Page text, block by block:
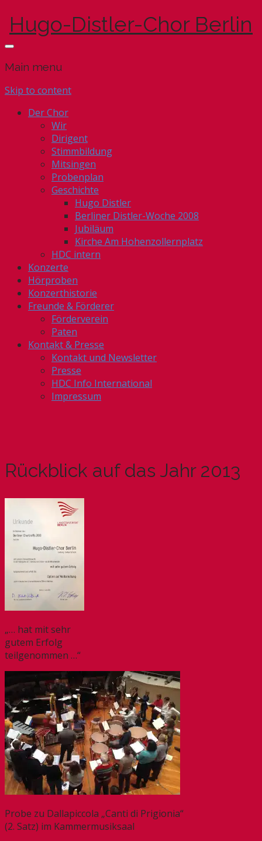
Hugo-Distler-Chor Berlin
Main menu
Skip to content
Der Chor
Wir
Dirigent
Stimmbildung
Mitsingen
Probenplan
Geschichte
Hugo Distler
Berliner Distler-Woche 2008
Jubiläum
Kirche Am Hohenzollernplatz
HDC intern
Konzerte
Hörproben
Konzerthistorie
Freunde & Förderer
Förderverein
Paten
Kontakt & Presse
Kontakt und Newsletter
Presse
HDC Info International
Impressum
Rückblick auf das Jahr 2013
„… hat mit sehr
gutem Erfolg
teilgenommen …“
Probe zu Dallapiccola „Canti di Prigionia“
(2. Satz) im Kammermusiksaal